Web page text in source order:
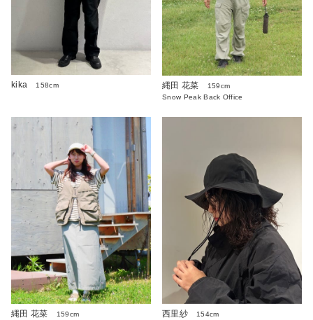
kika 158cm 縄田 花菜
159cm
Snow Peak Back Office
縄田 花菜
159cm
西里紗
154cm